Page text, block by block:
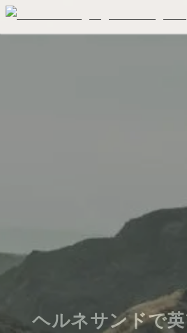
ヘルネサンドで